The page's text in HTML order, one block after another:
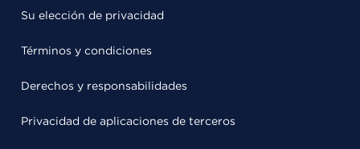
Su elección de privacidad
Términos y condiciones
Derechos y responsabilidades
Privacidad de aplicaciones de terceros